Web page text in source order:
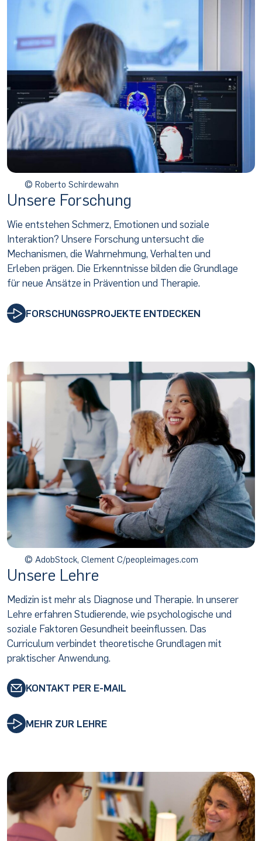
Unsere Forschung
Wie entstehen Schmerz, Emotionen und soziale
Interaktion? Unsere Forschung untersucht die
Mechanismen, die Wahrnehmung, Verhalten und
Erleben prägen. Die Erkenntnisse bilden die Grundlage
für neue Ansätze in Prävention und Therapie.
FORSCHUNGSPROJEKTE ENTDECKEN
© Roberto Schirdewahn
© AdobStock, Clement C/peopleimages.com
Unsere Lehre
Medizin ist mehr als Diagnose und Therapie. In unserer
Lehre erfahren Studierende, wie psychologische und
soziale Faktoren Gesundheit beeinflussen. Das
Curriculum verbindet theoretische Grundlagen mit
praktischer Anwendung.
KONTAKT PER E-MAIL
MEHR ZUR LEHRE